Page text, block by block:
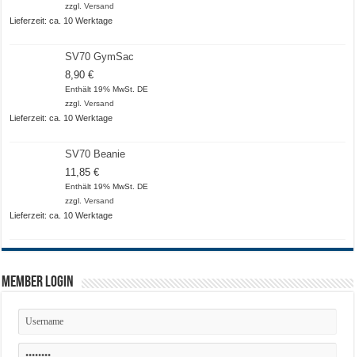
zzgl.Versand
Lieferzeit: ca. 10 Werktage
SV70 GymSac
8,90€
Enthält 19% MwSt. DE
zzgl.Versand
Lieferzeit: ca. 10 Werktage
SV70 Beanie
11,85€
Enthält 19% MwSt. DE
zzgl.Versand
Lieferzeit: ca. 10 Werktage
Member Login